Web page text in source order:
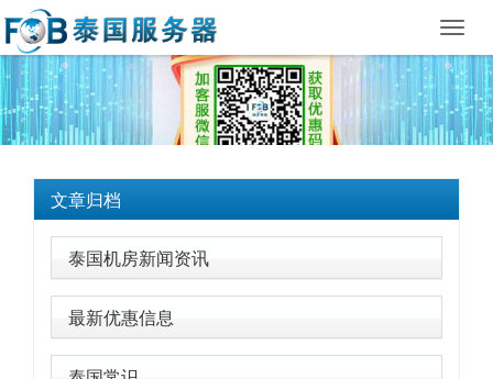
文章归档
泰国机房新闻资讯
最新优惠信息